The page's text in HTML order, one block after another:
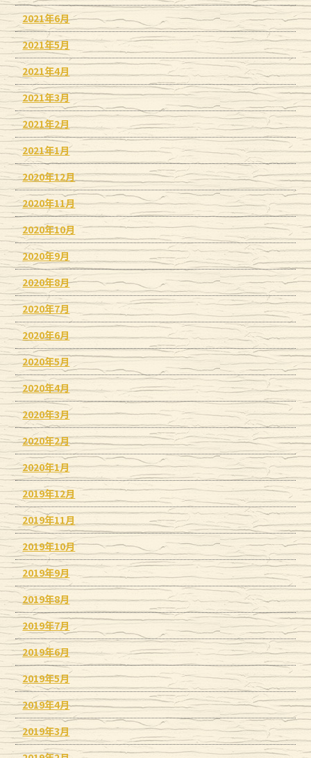
2021年6月
2021年5月
2021年4月
2021年3月
2021年2月
2021年1月
2020年12月
2020年11月
2020年10月
2020年9月
2020年8月
2020年7月
2020年6月
2020年5月
2020年4月
2020年3月
2020年2月
2020年1月
2019年12月
2019年11月
2019年10月
2019年9月
2019年8月
2019年7月
2019年6月
2019年5月
2019年4月
2019年3月